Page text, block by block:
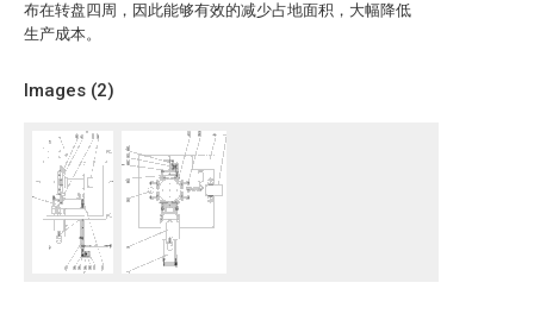
布在转盘四周，因此能够有效的减少占地面积，大幅降低
生产成本。
Images (2)